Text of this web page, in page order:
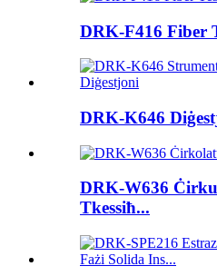
DRK-F416 Fiber
DRK-K646
DRK-W636
Tkessiħ...